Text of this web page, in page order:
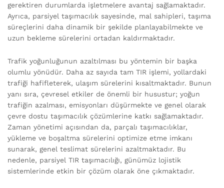
gerektiren durumlarda işletmelere avantaj sağlamaktadır.
Ayrıca, parsiyel taşımacılık sayesinde, mal sahipleri, taşıma
süreçlerini daha dinamik bir şekilde planlayabilmekte ve
uzun bekleme sürelerini ortadan kaldırmaktadır.
Trafik yoğunluğunun azaltılması bu yöntemin bir başka
olumlu yönüdür. Daha az sayıda tam TIR işlemi, yollardaki
trafiği hafifleterek, ulaşım sürelerini kısaltmaktadır. Bunun
yanı sıra, çevresel etkiler de önemli bir husustur; yoğun
trafiğin azalması, emisyonları düşürmekte ve genel olarak
çevre dostu taşımacılık çözümlerine katkı sağlamaktadır.
Zaman yönetimi açısından da, parçalı taşımacılıklar,
yükleme ve boşaltma sürelerini optimize etme imkanı
sunarak, genel teslimat sürelerini azaltmaktadır. Bu
nedenle, parsiyel TIR taşımacılığı, günümüz lojistik
sistemlerinde etkin bir çözüm olarak öne çıkmaktadır.